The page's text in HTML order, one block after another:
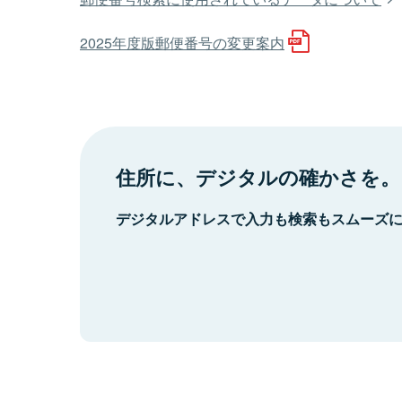
2025年度版郵便番号の変更案内
住所に、デジタルの確かさを。
デジタルアドレスで入力も検索もスムーズ